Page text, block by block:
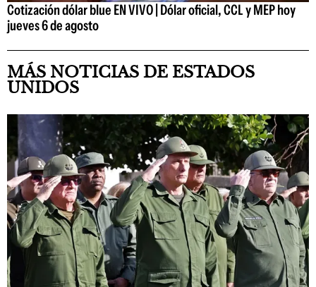
Cotización dólar blue EN VIVO | Dólar oficial, CCL y MEP hoy
jueves 6 de agosto
MÁS NOTICIAS DE ESTADOS
UNIDOS